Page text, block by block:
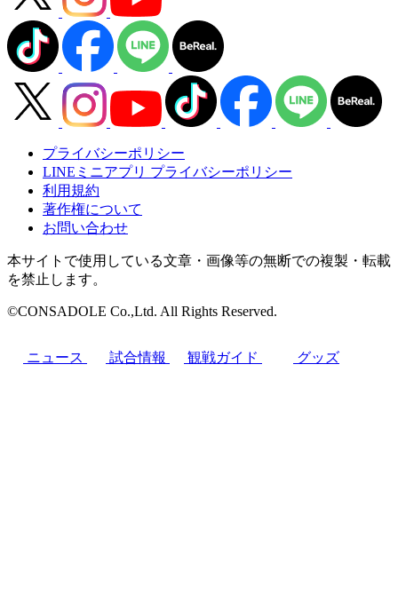
プライバシーポリシー
LINEミニアプリ プライバシーポリシー
利用規約
著作権について
お問い合わせ
本サイトで使用している文章・画像等の無断での複製・転載
を禁止します。
©CONSADOLE Co.,Ltd. All Rights Reserved.
ニュース 試合情報 観戦ガイド グッズ